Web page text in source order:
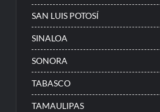
SAN LUIS POTOSÍ
SINALOA
SONORA
TABASCO
TAMAULIPAS